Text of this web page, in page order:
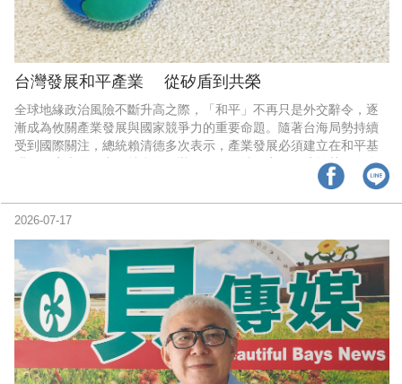
台灣發展和平產業 從矽盾到共榮
全球地緣政治風險不斷升高之際，「和平」不再只是外交辭令，逐
漸成為攸關產業發展與國家競爭力的重要命題。隨著台海局勢持續
受到國際關注，總統賴清德多次表示，產業發展必須建立在和平基
礎，政府也將致力維持台海現狀，確保區域穩定及經濟繁榮。在全
球人工智慧（AI）、半導體產業以及供應鏈重組競逐的局勢下，台
灣若將和平視為一項具有經濟價值的產業，而非單向的政治目標，
將有機會發展出兼具國際影響力與商業價值的「和平產業」。
2026-07-17